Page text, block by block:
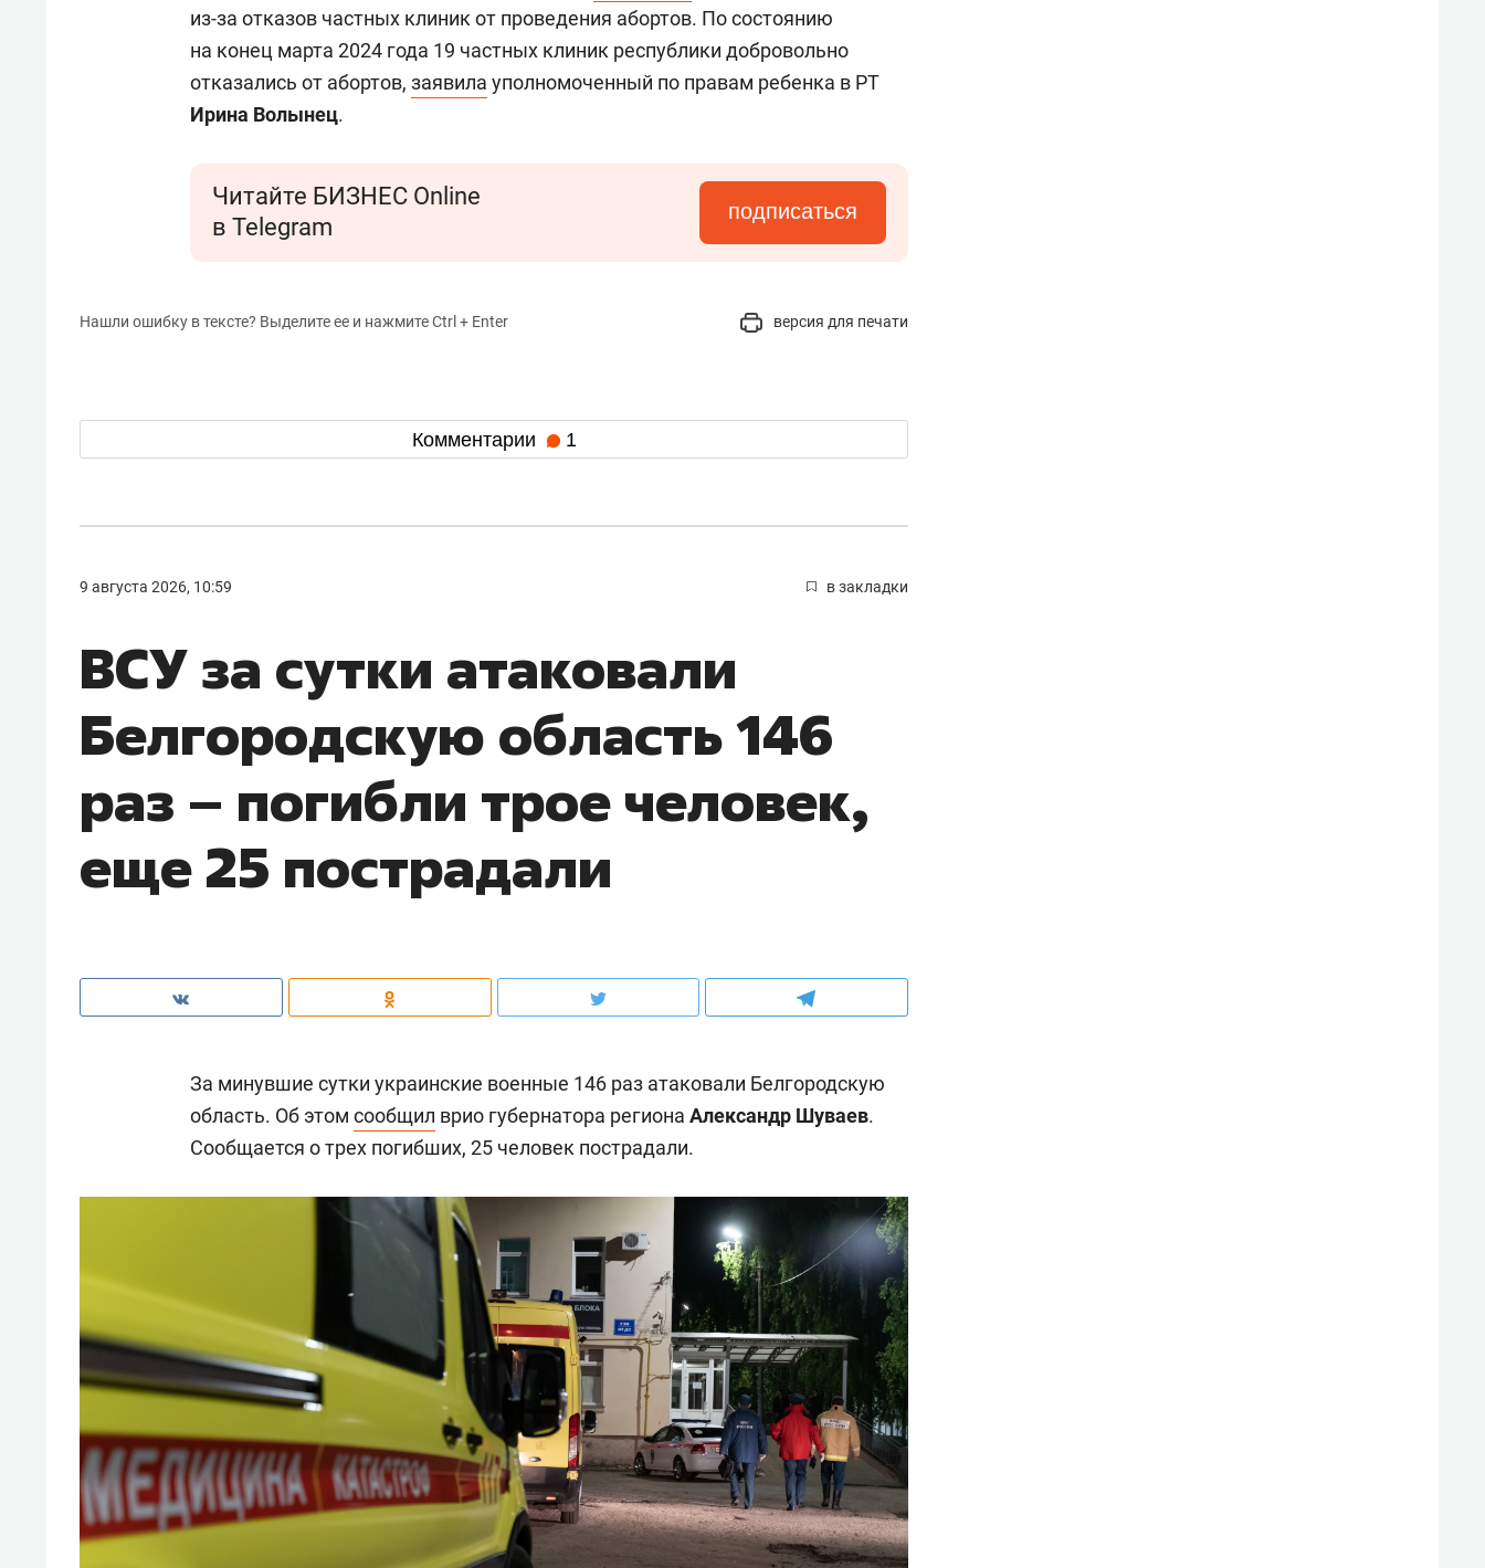
из-за отказов частных клиник от проведения абортов. По состоянию
на конец марта 2024 года 19 частных клиник республики добровольно
отказались от абортов, заявила уполномоченный по правам ребенка в РТ
Ирина Волынец.
Читайте БИЗНЕС Online
в Telegram
подписаться
Нашли ошибку в тексте? Выделите ее и нажмите Ctrl + Enter версия для печати
Комментарии 1
9 августа 2026, 10:59 в закладки
ВСУ за сутки атаковали
Белгородскую область 146
раз – погибли трое человек,
еще 25 пострадали
За минувшие сутки украинские военные 146 раз атаковали Белгородскую
область. Об этом сообщил врио губернатора региона Александр Шуваев.
Сообщается о трех погибших, 25 человек пострадали.